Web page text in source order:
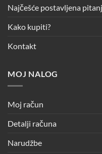
Najčešće postavljena
Kako kupiti?
Kontakt
MOJ NALOG
Moj račun
Detalji računa
Narudžbe